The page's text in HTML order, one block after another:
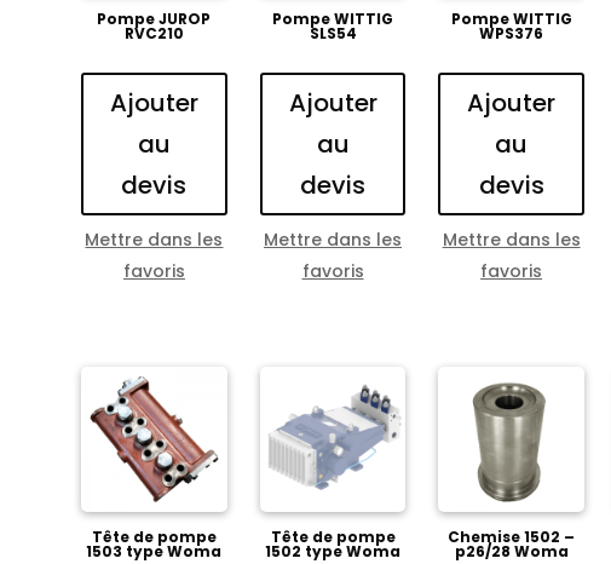
Pompe JUROP
RVC210
Ajouter
au
devis
Mettre dans les
favoris
Pompe WITTIG
SLS54
Ajouter
au
devis
Mettre dans les
favoris
Pompe WITTIG
WPS376
Ajouter
au
devis
Mettre dans les
favoris
Tête de pompe
1503 type Woma
Tête de pompe
1502 type Woma
Chemise 1502 –
p26/28 Woma